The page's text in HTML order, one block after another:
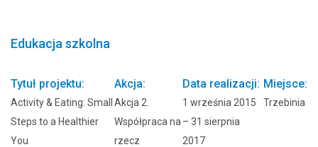
Edukacja szkolna
Tytuł projektu: Akcja: Data realizacji: Miejsce:
Activity & Eating: Small
Steps to a Healthier
You
Akcja 2.
Współpraca na
rzecz
1 września 2015
– 31 sierpnia
2017
Trzebinia